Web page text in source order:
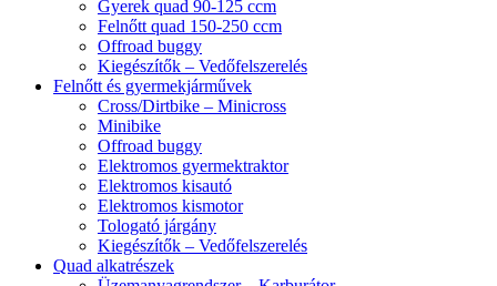
Gyerek quad 90-125 ccm
Felnőtt quad 150-250 ccm
Offroad buggy
Kiegészítők – Vedőfelszerelés
Felnőtt és gyermekjárművek
Cross/Dirtbike – Minicross
Minibike
Offroad buggy
Elektromos gyermektraktor
Elektromos kisautó
Elektromos kismotor
Tologató járgány
Kiegészítők – Vedőfelszerelés
Quad alkatrészek